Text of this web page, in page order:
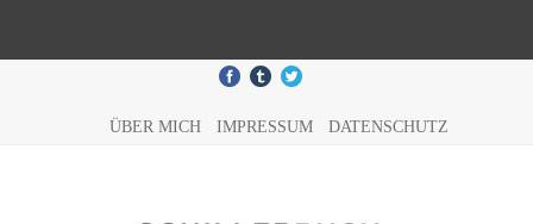
ÜBER MICH IMPRESSUM DATENSCHUTZ